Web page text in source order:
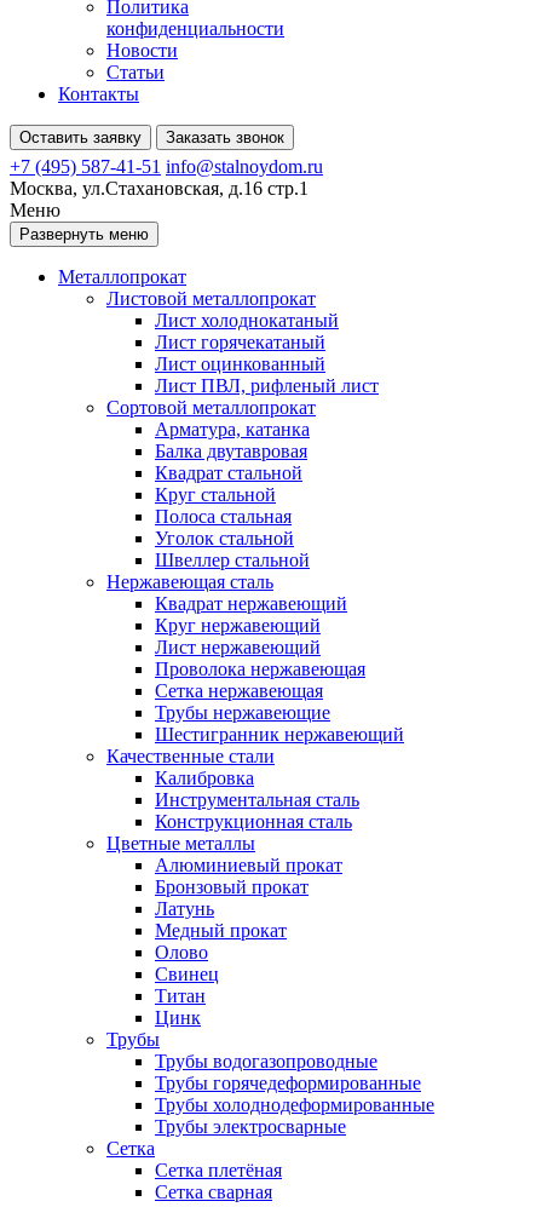
Политика
конфиденциальности
Новости
Статьи
Контакты
Оставить заявку Заказать звонок
+7 (495) 587-41-51 info@stalnoydom.ru
Москва, ул.Стахановская, д.16 стр.1
Меню
Развернуть меню
Металлопрокат
Листовой металлопрокат
Лист холоднокатаный
Лист горячекатаный
Лист оцинкованный
Лист ПВЛ, рифленый лист
Сортовой металлопрокат
Арматура, катанка
Балка двутавровая
Квадрат стальной
Круг стальной
Полоса стальная
Уголок стальной
Швеллер стальной
Нержавеющая сталь
Квадрат нержавеющий
Круг нержавеющий
Лист нержавеющий
Проволока нержавеющая
Сетка нержавеющая
Трубы нержавеющие
Шестигранник нержавеющий
Качественные стали
Калибровка
Инструментальная сталь
Конструкционная сталь
Цветные металлы
Алюминиевый прокат
Бронзовый прокат
Латунь
Медный прокат
Олово
Свинец
Титан
Цинк
Трубы
Трубы водогазопроводные
Трубы горячедеформированные
Трубы холоднодеформированные
Трубы электросварные
Сетка
Сетка плетёная
Сетка сварная